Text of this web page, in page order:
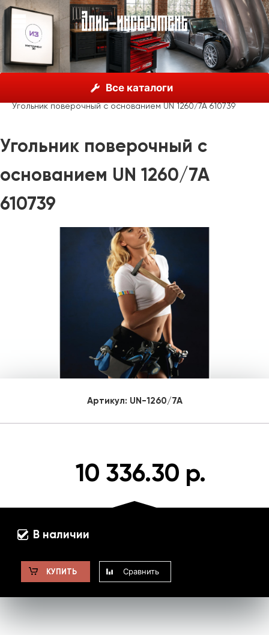
Все каталоги
Unior, Словения
Мерительный инструмент
Угольники
Угольник поверочный с основанием UN 1260/7A 610739
Угольник поверочный с
основанием UN 1260/7A
610739
Артикул: UN-1260/7A
10 336.30 р.
В наличии
КУПИТЬ Сравнить